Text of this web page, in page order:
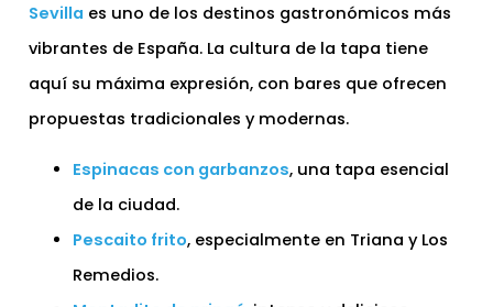
Sevilla es uno de los destinos gastronómicos más
vibrantes de España. La cultura de la tapa tiene
aquí su máxima expresión, con bares que ofrecen
propuestas tradicionales y modernas.
Espinacas con garbanzos, una tapa esencial
de la ciudad.
Pescaito frito, especialmente en Triana y Los
Remedios.